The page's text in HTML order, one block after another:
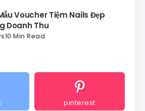
Voucher Tiệm Nails Đẹp
Doanh Thu
10 Min Read
pinterest